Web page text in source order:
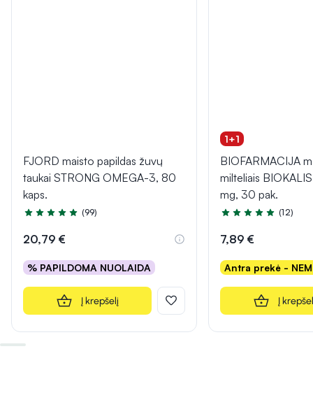
FJORD maisto papildas žuvų
taukai STRONG OMEGA-3, 80
kaps.
Įvertinimas 4.9 iš 5
(99)
20,79 €
% PAPILDOMA NUOLAIDA
Į krepšelį
1+1
BIOFARMACIJA
milteliais
mg, 30 pak.
Įvertinimas 5.0 iš 5
(12)
7,89 €
Antra prekė -
Į